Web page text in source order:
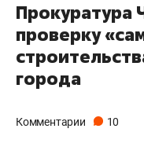
Прокуратура
проверку
города
Комментарии 10